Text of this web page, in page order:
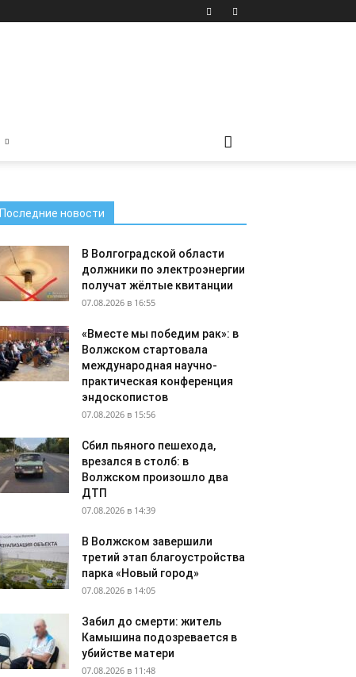
Последние новости
В Волгоградской области
должники по электроэнергии
получат жёлтые квитанции
07.08.2026 в 16:55
«Вместе мы победим рак»: в
Волжском стартовала
международная научно-
практическая конференция
эндоскопистов
07.08.2026 в 15:56
Сбил пьяного пешехода,
врезался в столб: в
Волжском произошло два
ДТП
07.08.2026 в 14:39
В Волжском завершили
третий этап благоустройства
парка «Новый город»
07.08.2026 в 14:05
Забил до смерти: житель
Камышина подозревается в
убийстве матери
07.08.2026 в 11:48